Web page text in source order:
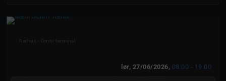
Mein Schiff Relax
Aarhus - Omni-terminal
lør, 27/06/2026, 08:00 - 19:00